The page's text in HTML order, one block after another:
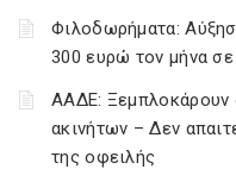
Φιλοδωρήματα:
300 ευρώ τον μήνα
ΑΑΔΕ: Ξεμπλοκάρουν
ακινήτων – Δεν
της οφειλής